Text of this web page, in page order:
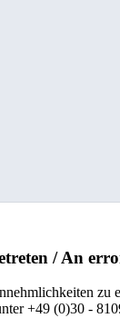
/ An
+49 (0)30 -